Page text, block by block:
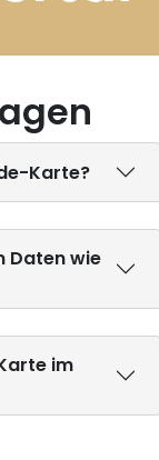
Karte?
Daten wie
im